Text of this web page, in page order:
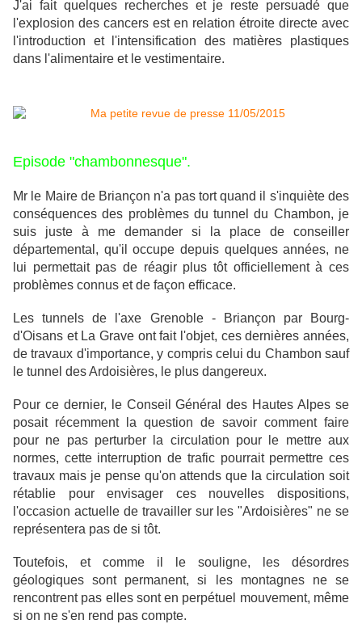
J'ai fait quelques recherches et je reste persuadé que
l'explosion des cancers est en relation étroite directe avec
l'introduction et l'intensification des matières plastiques
dans l'alimentaire et le vestimentaire.
Episode "chambonnesque".
Mr le Maire de Briançon n'a pas tort quand il s'inquiète des
conséquences des problèmes du tunnel du Chambon, je
suis juste à me demander si la place de conseiller
départemental, qu'il occupe depuis quelques années, ne
lui permettait pas de réagir plus tôt officiellement à ces
problèmes connus et de façon efficace.
Les tunnels de l'axe Grenoble - Briançon par Bourg-
d'Oisans et La Grave ont fait l'objet, ces dernières années,
de travaux d'importance, y compris celui du Chambon sauf
le tunnel des Ardoisières, le plus dangereux.
Pour ce dernier, le Conseil Général des Hautes Alpes se
posait récemment la question de savoir comment faire
pour ne pas perturber la circulation pour le mettre aux
normes, cette interruption de trafic pourrait permettre ces
travaux mais je pense qu'on attends que la circulation soit
rétablie pour envisager ces nouvelles dispositions,
l'occasion actuelle de travailler sur les "Ardoisières" ne se
représentera pas de si tôt.
Toutefois, et comme il le souligne, les désordres
géologiques sont permanent, si les montagnes ne se
rencontrent pas elles sont en perpétuel mouvement, même
si on ne s'en rend pas compte.